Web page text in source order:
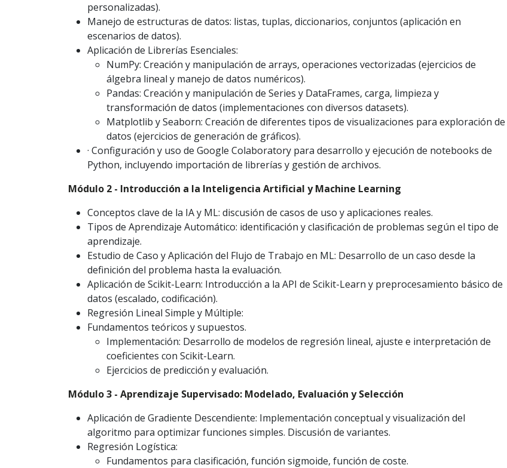
personalizadas).
Manejo de estructuras de datos: listas, tuplas, diccionarios, conjuntos (aplicación en
escenarios de datos).
Aplicación de Librerías Esenciales:
NumPy: Creación y manipulación de arrays, operaciones vectorizadas (ejercicios de
álgebra lineal y manejo de datos numéricos).
Pandas: Creación y manipulación de Series y DataFrames, carga, limpieza y
transformación de datos (implementaciones con diversos datasets).
Matplotlib y Seaborn: Creación de diferentes tipos de visualizaciones para exploración de
datos (ejercicios de generación de gráficos).
· Configuración y uso de Google Colaboratory para desarrollo y ejecución de notebooks de
Python, incluyendo importación de librerías y gestión de archivos.
Módulo 2 - Introducción a la Inteligencia Artificial y Machine Learning
Conceptos clave de la IA y ML: discusión de casos de uso y aplicaciones reales.
Tipos de Aprendizaje Automático: identificación y clasificación de problemas según el tipo de
aprendizaje.
Estudio de Caso y Aplicación del Flujo de Trabajo en ML: Desarrollo de un caso desde la
definición del problema hasta la evaluación.
Aplicación de Scikit-Learn: Introducción a la API de Scikit-Learn y preprocesamiento básico de
datos (escalado, codificación).
Regresión Lineal Simple y Múltiple:
Fundamentos teóricos y supuestos.
Implementación: Desarrollo de modelos de regresión lineal, ajuste e interpretación de
coeficientes con Scikit-Learn.
Ejercicios de predicción y evaluación.
Módulo 3 - Aprendizaje Supervisado: Modelado, Evaluación y Selección
Aplicación de Gradiente Descendiente: Implementación conceptual y visualización del
algoritmo para optimizar funciones simples. Discusión de variantes.
Regresión Logística:
Fundamentos para clasificación, función sigmoide, función de coste.